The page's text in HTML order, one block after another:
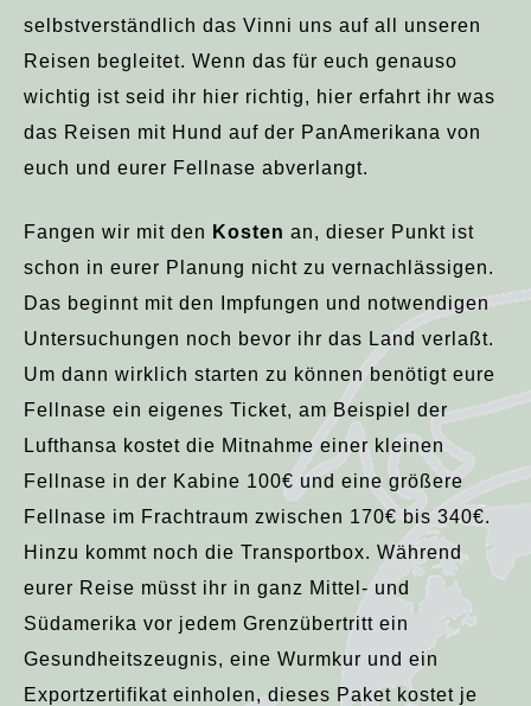
selbstverständlich das Vinni uns auf all unseren
Reisen begleitet. Wenn das für euch genauso
wichtig ist seid ihr hier richtig, hier erfahrt ihr was
das Reisen mit Hund auf der PanAmerikana von
euch und eurer Fellnase abverlangt.
Fangen wir mit den Kosten an, dieser Punkt ist
schon in eurer Planung nicht zu vernachlässigen.
Das beginnt mit den Impfungen und notwendigen
Untersuchungen noch bevor ihr das Land verlaßt.
Um dann wirklich starten zu können benötigt eure
Fellnase ein eigenes Ticket, am Beispiel der
Lufthansa kostet die Mitnahme einer kleinen
Fellnase in der Kabine 100€ und eine größere
Fellnase im Frachtraum zwischen 170€ bis 340€.
Hinzu kommt noch die Transportbox. Während
eurer Reise müsst ihr in ganz Mittel- und
Südamerika vor jedem Grenzübertritt ein
Gesundheitszeugnis, eine Wurmkur und ein
Exportzertifikat einholen, dieses Paket kostet je